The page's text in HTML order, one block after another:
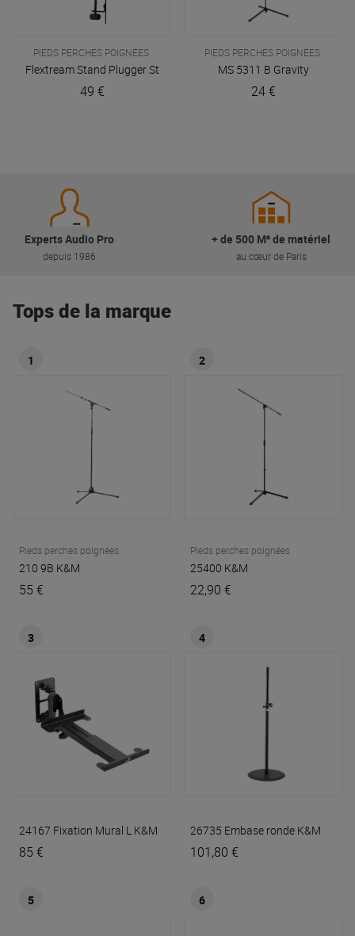
PIEDS PERCHES POIGNÉES
Flextream Stand Plugger Studio
49 €
PIEDS PERCHES POIGNÉES
MS 5311 B Gravity
24 €
Experts Audio Pro
depuis 1986
+ de 500 M² de matériel
au cœur de Paris
Tops de la marque
1
Pieds perches poignées
210 9B K&M
55 €
2
Pieds perches poignées
25400 K&M
22,90 €
3
24167 Fixation Mural L K&M
85 €
4
26735 Embase ronde K&M
101,80 €
5 6